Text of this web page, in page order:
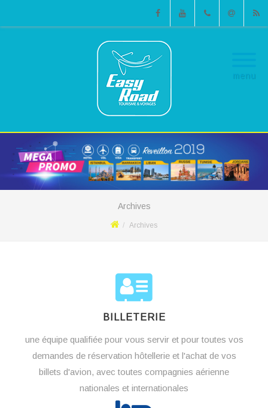
Facebook
menu
Archives
Archives
BILLETERIE
une équipe qualifiée pour vous servir et pour toutes vos
demandes de réservation hôtellerie et l'achat de vos
billets d'avion, avec toutes compagnies aérienne
nationales et internationales